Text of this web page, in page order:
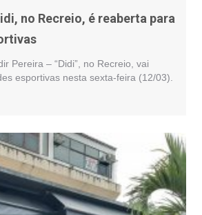
no Recreio, é reaberta para
Pereira – “Didi”, no Recreio, vai
esportivas nesta sexta-feira (12/03).